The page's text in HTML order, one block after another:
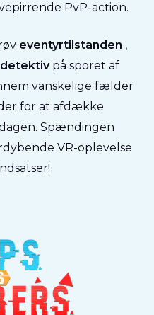
PvP-action.
eventyrtilstanden ,
detektivpå sporet af
vanskelige fælder
for at afdække
Spændingen
VR-oplevelse